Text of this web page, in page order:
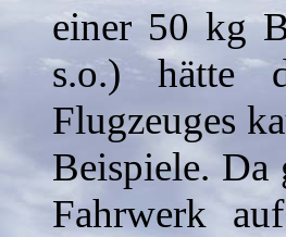
einer 50 kg
s.o.) hätte
Flugzeuges
Beispiele. Da
Fahrwerk